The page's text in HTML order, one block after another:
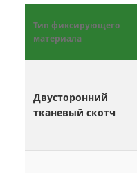
Тип фиксирующего
материала
Двусторонний
тканевый скотч